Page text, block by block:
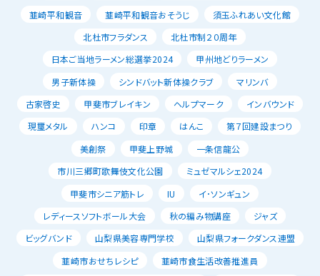
韮崎平和観音
韮崎平和観音おそうじ
須玉ふれあい文化館
北杜市フラダンス
北杜市制２０周年
日本ご当地ラーメン総選挙2024
甲州地どりラーメン
男子新体操
シンドバット新体操クラブ
マリンバ
古家啓史
甲斐市ブレイキン ヘルプマーク
インバウンド
現璽メタル
ハンコ 印章 はんこ
第７回建設まつり
美創祭
甲斐上野城
一条信龍公
市川三郷町歌舞伎文化公園
ミュゼマルシェ2024
甲斐市シニア筋トレ
IU
イ･ソンギュン
レディースソフトボール大会
秋の編み物講座
ジャズ
ビッグバンド
山梨県美容専門学校
山梨県フォークダンス連盟
韮崎市おせちレシピ
韮崎市食生活改善推進員